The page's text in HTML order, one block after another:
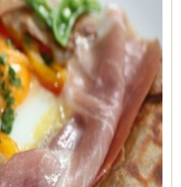
タグラ
ンティ
テラ